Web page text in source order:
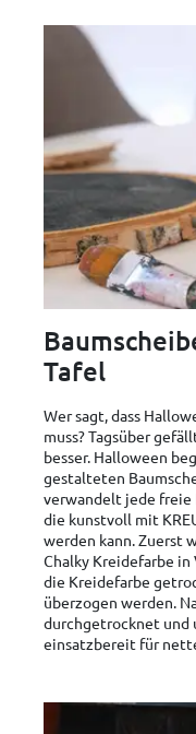
Tafel
Wer sagt, dass
muss? Tagsüber
besser. Halloween
gestalteten
verwandelt jede freie
die kunstvoll mit
werden kann. Zuerst
Chalky Kreidefarbe in
die Kreidefarbe
überzogen werden.
durchgetrocknet und
einsatzbereit für